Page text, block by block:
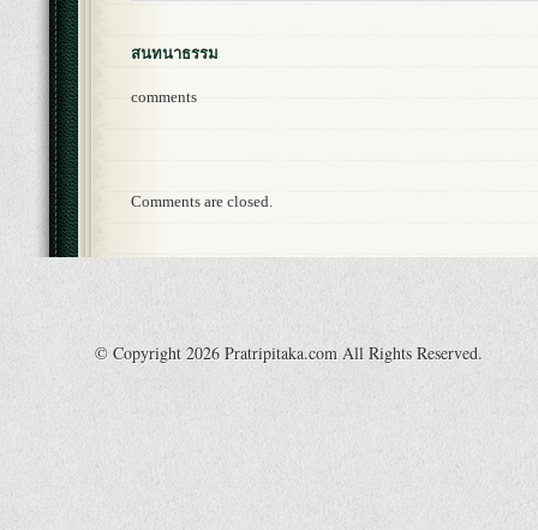
สนทนาธรรม
comments
Comments are closed.
© Copyright 2026 Pratripitaka.com All Rights Reserved.